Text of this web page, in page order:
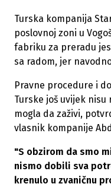
Turska kompanija
poslovnoj zoni u
fabriku za preradu
sa radom, jer
Pravne procedure i
Turske još uvijek
mogla da zaživi,
vlasnik kompanije
"S obzirom da smo
nismo dobili sva
krenulo u zvaničnu